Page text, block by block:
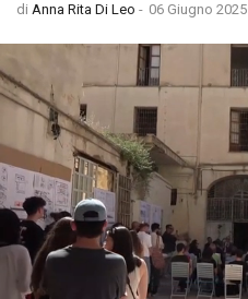
di Anna Rita Di Leo - 06 Giugno 2025